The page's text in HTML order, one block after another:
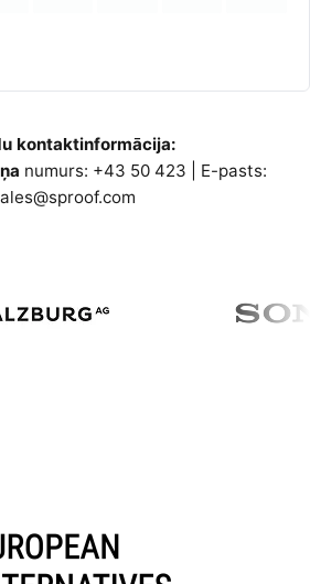
kontaktinformācija:
numurs: +43 50 423 | E-pasts: